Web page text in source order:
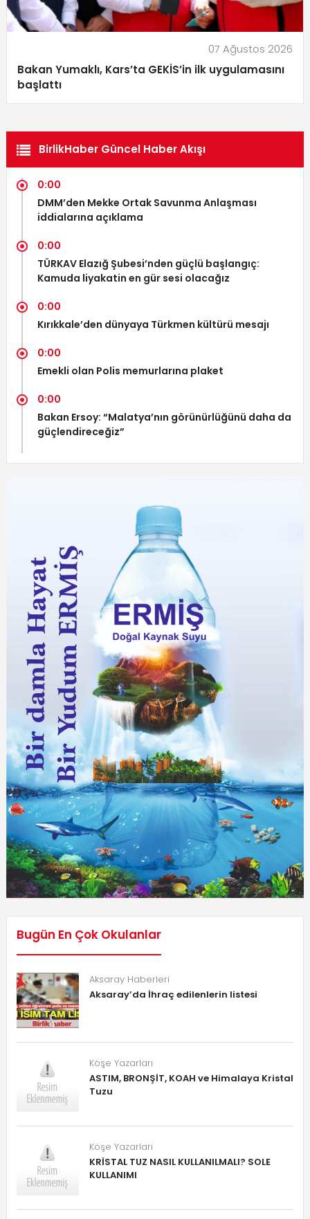
07 Ağustos 2026
Bakan Yumaklı, Kars’ta GEKİS’in ilk uygulamasını
başlattı
BirlikHaber Güncel Haber Akışı
0:00
DMM’den Mekke Ortak Savunma Anlaşması
iddialarına açıklama
0:00
TÜRKAV Elazığ Şubesi’nden güçlü başlangıç:
Kamuda liyakatin en gür sesi olacağız
0:00
Kırıkkale’den dünyaya Türkmen kültürü mesajı
0:00
Emekli olan Polis memurlarına plaket
0:00
Bakan Ersoy: “Malatya’nın görünürlüğünü daha da
güçlendireceğiz”
Bugün En Çok Okulanlar
Aksaray Haberleri
Aksaray’da İhraç edilenlerin listesi
Köşe Yazarları
ASTIM, BRONŞİT, KOAH ve Himalaya Kristal
Tuzu
Köşe Yazarları
KRİSTAL TUZ NASIL KULLANILMALI? SOLE
KULLANIMI